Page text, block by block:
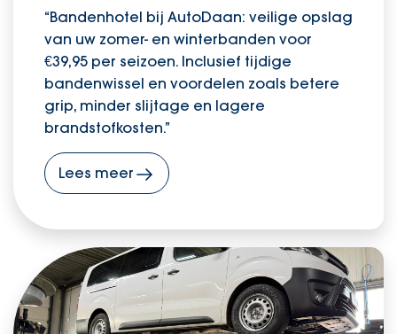
“Bandenhotel bij AutoDaan: veilige opslag
van uw zomer- en winterbanden voor
€39,95 per seizoen. Inclusief tijdige
bandenwissel en voordelen zoals betere
grip, minder slijtage en lagere
brandstofkosten.”
Lees meer